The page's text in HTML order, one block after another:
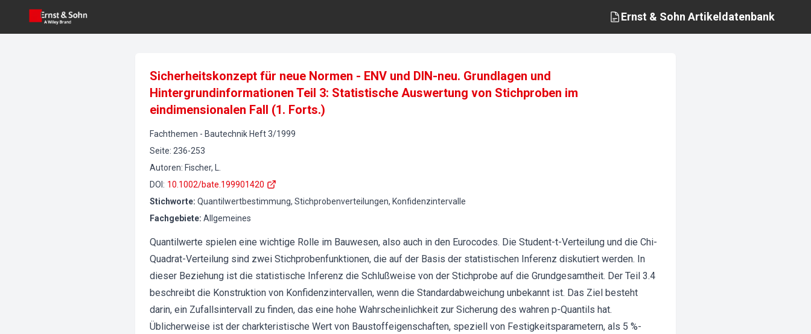
Ernst & Sohn Artikeldatenbank
Sicherheitskonzept für neue Normen - ENV und DIN-neu. Grundlagen und
Hintergrundinformationen Teil 3: Statistische Auswertung von Stichproben im
eindimensionalen Fall (1. Forts.)
Fachthemen - Bautechnik Heft3/1999
Seite: 236-253
Autoren: Fischer, L.
DOI : 10.1002/bate.199901420
Stichworte: Quantilwertbestimmung, Stichprobenverteilungen, Konfidenzintervalle
Fachgebiete: Allgemeines
Quantilwerte spielen eine wichtige Rolle im Bauwesen, also auch in den Eurocodes. Die Student-t-Verteilung und die Chi-
Quadrat-Verteilung sind zwei Stichprobenfunktionen, die auf der Basis der statistischen Inferenz diskutiert werden. In
dieser Beziehung ist die statistische Inferenz die Schlußweise von der Stichprobe auf die Grundgesamtheit. Der Teil 3.4
beschreibt die Konstruktion von Konfidenzintervallen, wenn die Standardabweichung unbekannt ist. Das Ziel besteht
darin, ein Zufallsintervall zu finden, das eine hohe Wahrscheinlichkeit zur Sicherung des wahren p-Quantils hat.
Üblicherweise ist der charkteristische Wert von Baustoffeigenschaften, speziell von Festigkeitsparametern, als 5 %-